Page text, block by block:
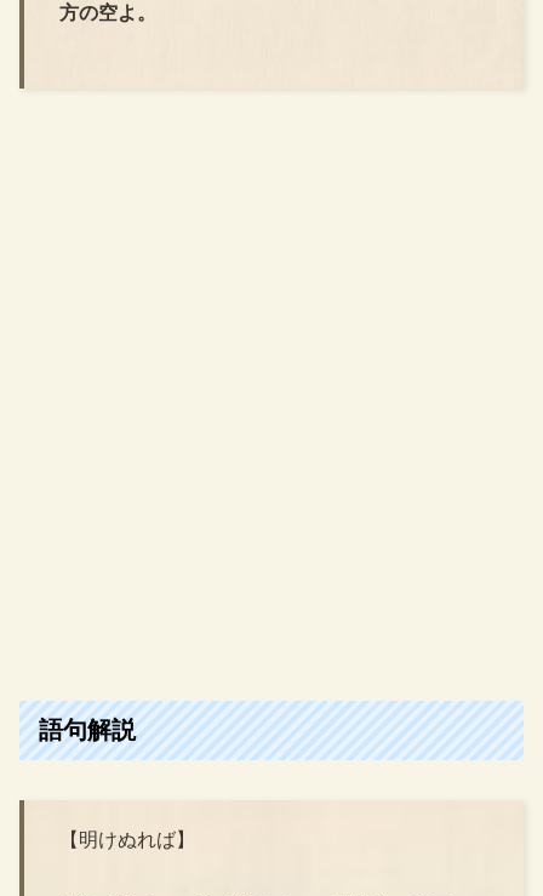
方の空よ。
語句解説
【明けぬれば】